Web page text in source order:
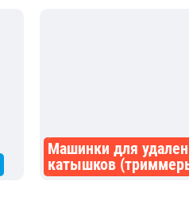
Машинки для
катышков